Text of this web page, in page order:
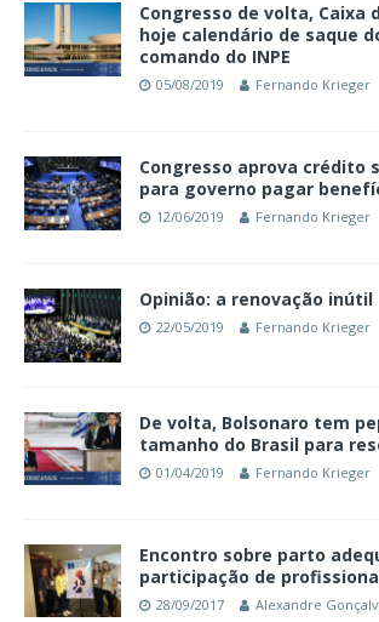
Congresso de volta, Caixa
hoje calendário de saque
comando do INPE
05/08/2019 Fernando Krieger
Congresso aprova crédito
para governo pagar
12/06/2019 Fernando Krieger
Opinião: a renovação inútil
22/05/2019 Fernando Krieger
De volta, Bolsonaro tem
tamanho do Brasil para
01/04/2019 Fernando Krieger
Encontro sobre parto
participação de
28/09/2017 Alexandre